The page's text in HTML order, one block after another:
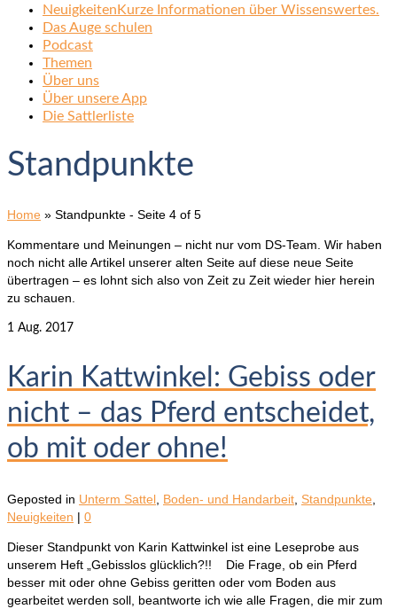
Neuigkeiten Kurze Informationen über Wissenswertes.
Das Auge schulen
Podcast
Themen
Über uns
Über unsere App
Die Sattlerliste
Standpunkte
Home » Standpunkte - Seite 4 of 5
Kommentare und Meinungen – nicht nur vom DS-Team. Wir haben
noch nicht alle Artikel unserer alten Seite auf diese neue Seite
übertragen – es lohnt sich also von Zeit zu Zeit wieder hier herein
zu schauen.
1 Aug. 2017
Karin Kattwinkel: Gebiss oder
nicht – das Pferd entscheidet,
ob mit oder ohne!
Geposted in Unterm Sattel Boden- und Handarbeit Standpunkte
Neuigkeiten | 0
Dieser Standpunkt von Karin Kattwinkel ist eine Leseprobe aus
unserem Heft „Gebisslos glücklich?!! Die Frage, ob ein Pferd
besser mit oder ohne Gebiss geritten oder vom Boden aus
gearbeitet werden soll, beantworte ich wie alle Fragen, die mir zum